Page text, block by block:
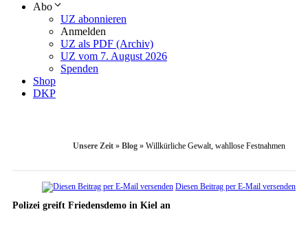
Abo
UZ abonnieren
Anmelden
UZ als PDF (Archiv)
UZ vom 7. August 2026
Spenden
Shop
DKP
Unsere Zeit » Blog » Willkürliche Gewalt, wahllose Festnahmen
Diesen Beitrag per E-Mail versenden
Polizei greift Friedensdemo in Kiel an